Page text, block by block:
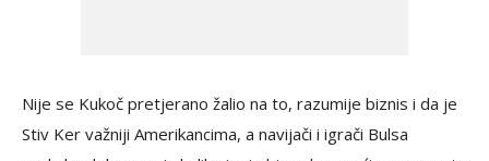
Nije se Kukoč pretjerano žalio na to, razumije biznis i da je
Stiv Ker važniji Amerikancima, a navijači i igrači Bulsa